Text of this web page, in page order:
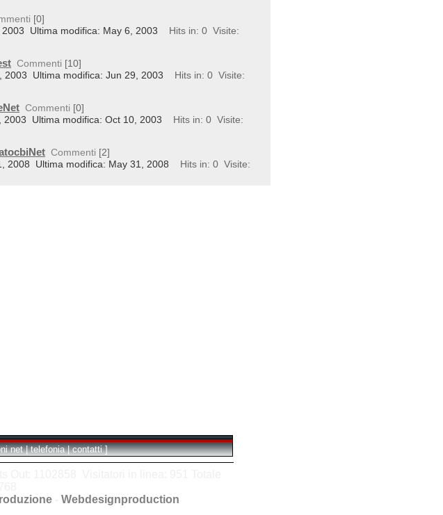
[0]
Ultima modifica: May 6, 2003 Hits in: 0 Visite:
Commenti [10]
2003 Ultima modifica: Jun 29, 2003 Hits in: 0 Visite:
Commenti [0]
2003 Ultima modifica: Oct 10, 2003 Hits in: 0 Visite:
Commenti [2]
2008 Ultima modifica: May 31, 2008 Hits in: 0 Visite:
net | telefonia | contatti ]
- Webdesignproduction